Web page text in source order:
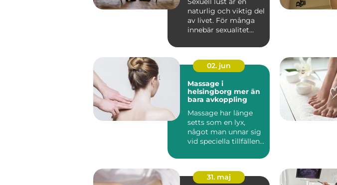
naturlig och viktig del
av livet. För många
innebär sexualitet
02. jun
Massage i
helsingborg mer än
bara avkoppling
Massage har länge
setts som en lyx,
något man unnar sig
vid speciella tillfällen.
31. maj